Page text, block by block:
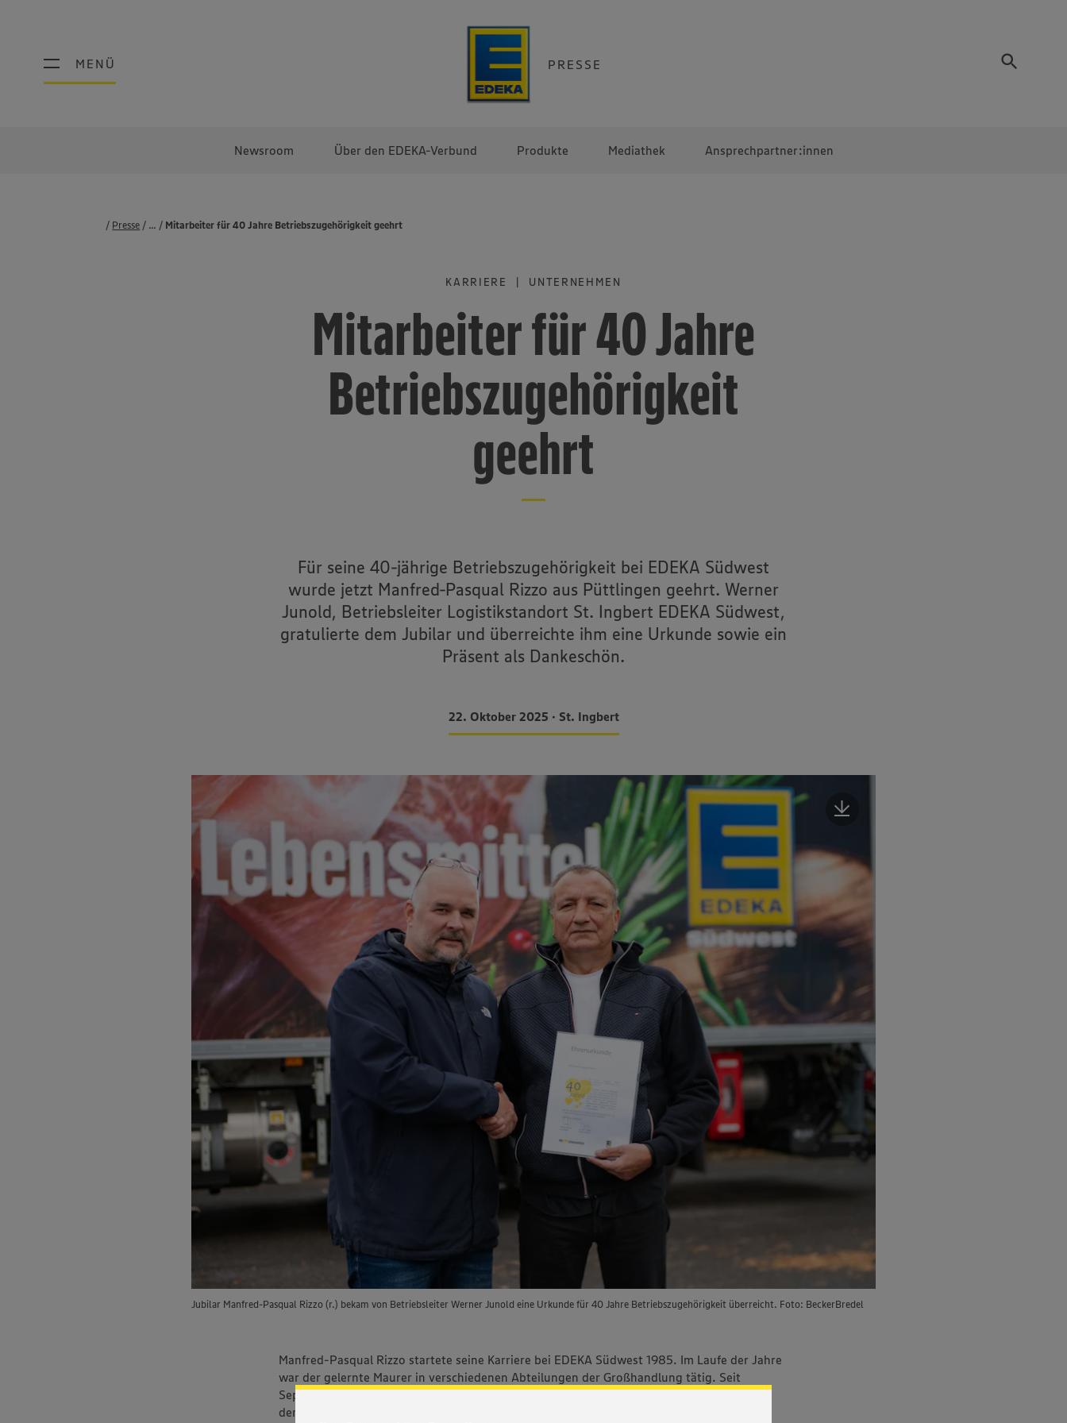
MENÜ PRESSE
MENÜ
Newsroom Über den EDEKA-Verbund Produkte Mediathek Ansprechpartner:innen
Presse Pressemeldungen
Mitarbeiter für 40 Jahre Betriebszugehörigkeit geehrt
...
KARRIERE | UNTERNEHMEN
Mitarbeiter für 40 Jahre
Betriebszugehörigkeit
geehrt
Für seine 40-jährige Betriebszugehörigkeit bei EDEKA Südwest
wurde jetzt Manfred-Pasqual Rizzo aus Püttlingen geehrt. Werner
Junold, Betriebsleiter Logistikstandort St. Ingbert EDEKA Südwest,
gratulierte dem Jubilar und überreichte ihm eine Urkunde sowie ein
Präsent als Dankeschön.
22. Oktober 2025 • St. Ingbert
Jubilar Manfred-Pasqual Rizzo (r.) bekam von Betriebsleiter Werner Junold eine Urkunde für 40 Jahre Betriebszugehörigkeit überreicht. Foto: BeckerBredel
Manfred-Pasqual Rizzo startete seine Karriere bei EDEKA Südwest 1985. Im Laufe der Jahre
war der gelernte Maurer in verschiedenen Abteilungen der Großhandlung tätig. Seit
September 1985 ist er am Logistikstandort St. Ingbert in unterschiedlichen Positionen in
der Logistik eingesetzt. Aktuell ist er als Wareneingangsleiter für den Bereich Obst und